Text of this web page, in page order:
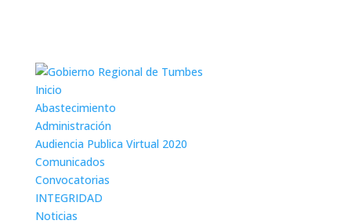
Inicio
Abastecimiento
Administración
Audiencia Publica Virtual 2020
Comunicados
Convocatorias
INTEGRIDAD
Noticias